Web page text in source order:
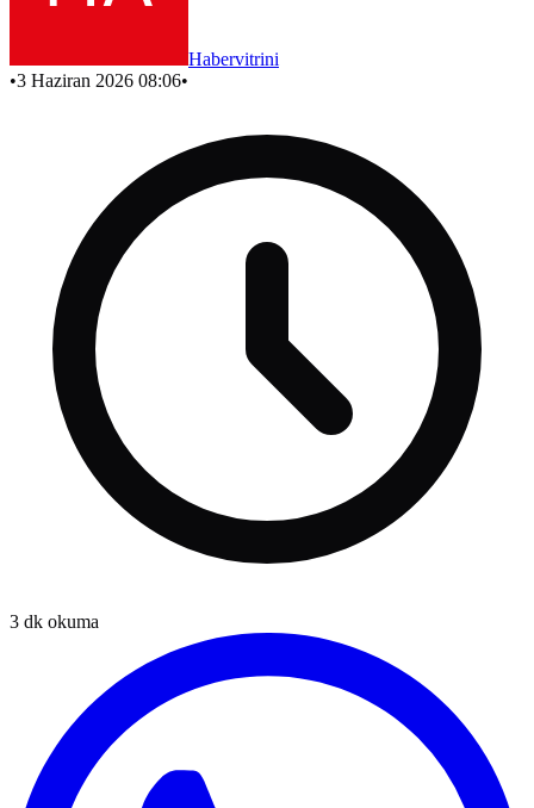
Habervitrini
•3 Haziran 2026 08:06•
3 dk okuma